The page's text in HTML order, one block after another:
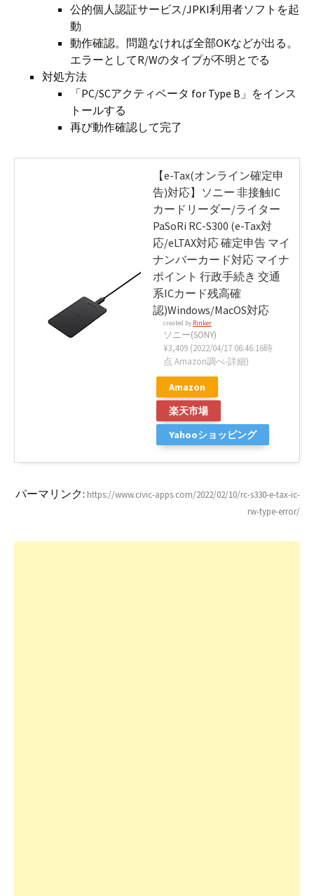
公的個人認証サービス/JPKI利用者ソフトを起
動
動作確認。問題なければ全部OKなどが出る。
エラーとしてR/Wのタイプが不明とでる
対処方法
「PC/SCアクティベータ for Type B」をインス
トールする
再び動作確認して完了
【e-Tax(オンライン確定申
告)対応】ソニー 非接触IC
カードリーダー/ライター
PaSoRi RC-S300 (e-Tax対
応/eLTAX対応 確定申告 マイ
ナンバーカード対応 マイナ
ポイント 行政手続き 交通
系ICカード残高確
認)Windows/MacOS対応
created by Rinker
ソニー(SONY)
¥3,409 (2022/04/17 06:46:16時
点 Amazon調べ-詳細)
Amazon
楽天市場
Yahooショッピング
パーマリンク: https://www.civic-apps.com/2022/02/10/rc-s330-e-tax-ic-
rw-type-error/